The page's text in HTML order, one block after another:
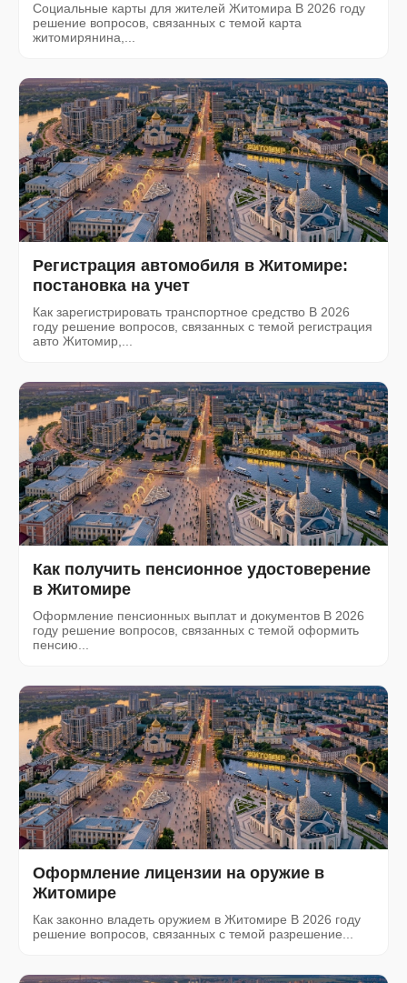
Социальные карты для жителей Житомира В 2026 году
решение вопросов, связанных с темой карта
житомирянина,...
Регистрация автомобиля в Житомире:
постановка на учет
Как зарегистрировать транспортное средство В 2026
году решение вопросов, связанных с темой регистрация
авто Житомир,...
Как получить пенсионное удостоверение
в Житомире
Оформление пенсионных выплат и документов В 2026
году решение вопросов, связанных с темой оформить
пенсию...
Оформление лицензии на оружие в
Житомире
Как законно владеть оружием в Житомире В 2026 году
решение вопросов, связанных с темой разрешение...